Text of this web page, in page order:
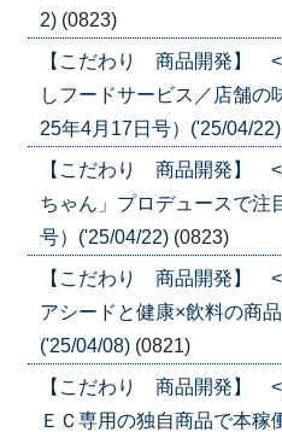
2) (0823)
【こだわり 商品開発】
しフードサービス／店舗の
25年4月17日号）('25/04/22)
【こだわり 商品開発】
ちゃん」プロデュースで注
号）('25/04/22) (0823)
【こだわり 商品開発】
アシードと健康×飲料の商
('25/04/08) (0821)
【こだわり 商品開発】
ＥＣ専用の独自商品で本